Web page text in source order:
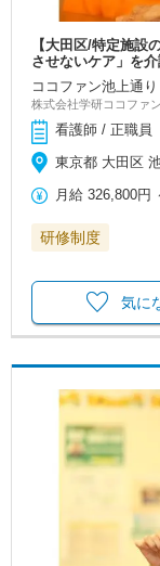
【大田区/特定施設
させないケア」を
ココファン池上通り
株式会社学研ココファン
看護師 / 正職員
東京都 大田区
月給 326,800円
研修制度
気に